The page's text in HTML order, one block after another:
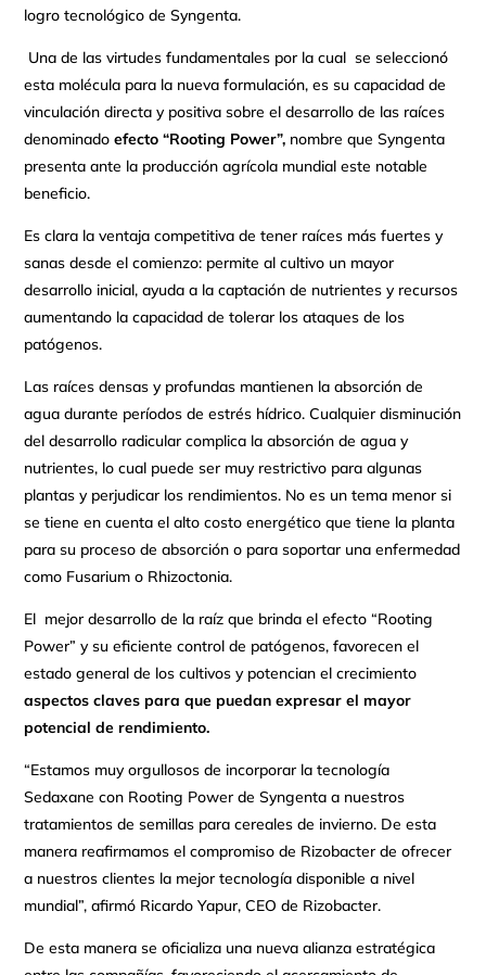
logro tecnológico de Syngenta.
Una de las virtudes fundamentales por la cual se seleccionó
esta molécula para la nueva formulación, es su capacidad de
vinculación directa y positiva sobre el desarrollo de las raíces
denominadoefecto “Rooting Power”, nombre que Syngenta
presenta ante la producción agrícola mundial este notable
beneficio.
Es clara la ventaja competitiva de tener raíces más fuertes y
sanas desde el comienzo: permite al cultivo un mayor
desarrollo inicial, ayuda a la captación de nutrientes y recursos
aumentando la capacidad de tolerar los ataques de los
patógenos.
Las raíces densas y profundas mantienen la absorción de
agua durante períodos de estrés hídrico. Cualquier disminución
del desarrollo radicular complica la absorción de agua y
nutrientes, lo cual puede ser muy restrictivo para algunas
plantas y perjudicar los rendimientos. No es un tema menor si
se tiene en cuenta el alto costo energético que tiene la planta
para su proceso de absorción o para soportar una enfermedad
como Fusarium o Rhizoctonia.
El mejor desarrollo de la raíz que brinda el efecto “Rooting
Power” y su eficiente control de patógenos, favorecen el
estado general de los cultivos y potencian el crecimiento
aspectos claves para que puedan expresar el mayor
potencial de rendimiento.
“Estamos muy orgullosos de incorporar la tecnología
Sedaxane con Rooting Power de Syngenta a nuestros
tratamientos de semillas para cereales de invierno. De esta
manera reafirmamos el compromiso de Rizobacter de ofrecer
a nuestros clientes la mejor tecnología disponible a nivel
mundial”, afirmó Ricardo Yapur, CEO de Rizobacter.
De esta manera se oficializa una nueva alianza estratégica